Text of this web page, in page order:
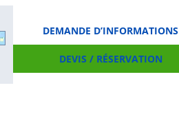
DEMANDE D’INFORMATIONS
DEVIS / RÉSERVATION